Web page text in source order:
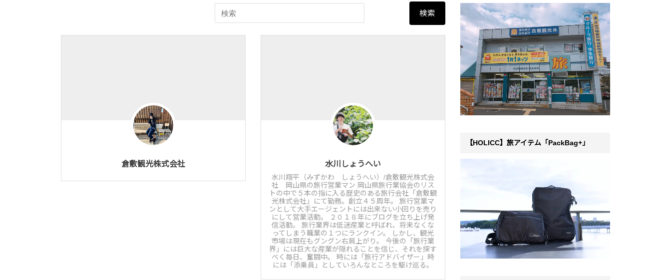
倉敷観光株式会社 水川しょうへい
水川翔平（みずかわ しょうへい）/倉敷観光株式会
社 岡山県の旅行営業マン 岡山県旅行業協会のリス
トの中で５本の指に入る歴史のある旅行会社「倉敷観
光株式会社」にて勤務。創立４５周年。 旅行営業マ
ンとして大手エージェントには出来ない小回りを売り
にして営業活動。 ２０１８年にブログを立ち上げ発
信活動。 旅行業界は低迷産業と呼ばれ、将来なくな
ってしまう職業の１つにランクイン。 しかし、観光
市場は現在もグングン右肩上がり。 今後の「旅行業
界」には巨大な産業が隠れることを信じ、それを探す
べく毎日、奮闘中。 時には「旅行アドバイザー」時
には「添乗員」としていろんなところを駆け巡る。
【HOLICC】旅アイテム「PackBag+」